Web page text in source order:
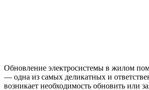
Обновление электросистемы в жилом
— одна из самых деликатных и
возникает необходимость обновить или